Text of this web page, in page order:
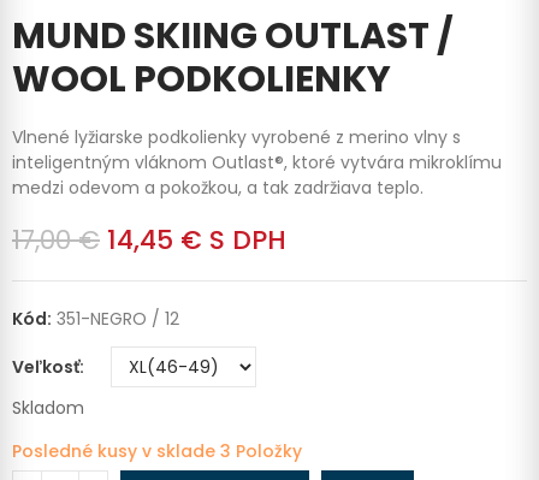
MUND SKIING OUTLAST /
WOOL PODKOLIENKY
Vlnené lyžiarske podkolienky vyrobené z merino vlny s
inteligentným vláknom Outlast®, ktoré vytvára mikroklímu
medzi odevom a pokožkou, a tak zadržiava teplo.
17,00 € 14,45 € S DPH
Kód: 351-NEGRO / 12
Veľkosť
Skladom
Posledné kusy v sklade 3 Položky